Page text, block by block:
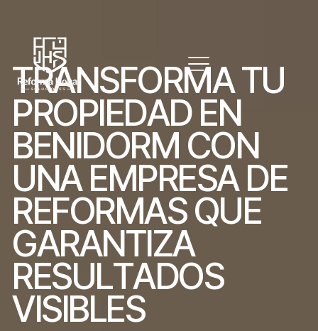
TRANSFORMATU
PROPIEDAD EN
BENIDORM CON
UNA EMPRESA DE
REFORMAS QUE
GARANTIZA
RESULTADOS
VISIBLES